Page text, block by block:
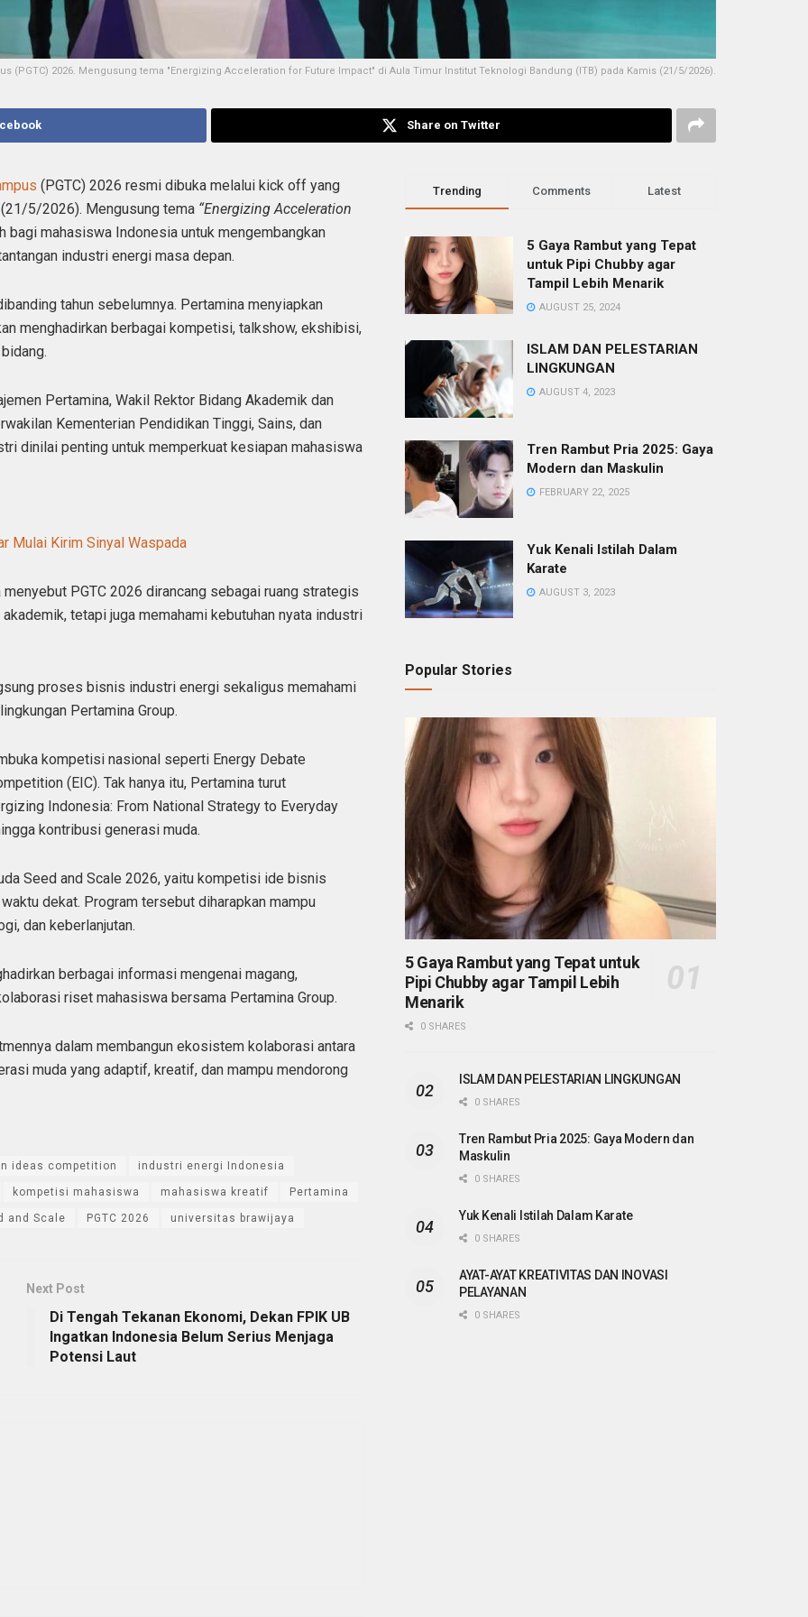
(PGTC) 2026. Mengusung tema "Energizing Acceleration for Future Impact" di Aula Timur Institut Teknologi Bandung (ITB) pada Kamis (21/5/2026).
Share on Twitter
(PGTC) 2026 resmi dibuka melalui kick off yang
5/2026). Mengusung tema “Energizing Acceleration
bagi mahasiswa Indonesia untuk mengembangkan
industri energi masa depan.
tahun sebelumnya. Pertamina menyiapkan
menghadirkan berbagai kompetisi, talkshow, ekshibisi,
Pertamina, Wakil Rektor Bidang Akademik dan
Kementerian Pendidikan Tinggi, Sains, dan
dinilai penting untuk memperkuat kesiapan mahasiswa
Mulai Kirim Sinyal Waspada
PGTC 2026 dirancang sebagai ruang strategis
tetapi juga memahami kebutuhan nyata industri
proses bisnis industri energi sekaligus memahami
Pertamina Group.
kompetisi nasional seperti Energy Debate
(EIC). Tak hanya itu, Pertamina turut
Indonesia: From National Strategy to Everyday
kontribusi generasi muda.
Seed and Scale 2026, yaitu kompetisi ide bisnis
dekat. Program tersebut diharapkan mampu
dan keberlanjutan.
berbagai informasi mengenai magang,
riset mahasiswa bersama Pertamina Group.
dalam membangun ekosistem kolaborasi antara
muda yang adaptif, kreatif, dan mampu mendorong
ideas competition industri energi Indonesia
kompetisi mahasiswa mahasiswa kreatif Pertamina
and Scale PGTC 2026 universitas brawijaya
Next Post
Di Tengah Tekanan Ekonomi, Dekan FPIK UB
Ingatkan Indonesia Belum Serius Menjaga
Potensi Laut
Trending Comments Latest
5 Gaya Rambut yang Tepat
untuk Pipi Chubby agar
Tampil Lebih Menarik
AUGUST 25, 2024
ISLAM DAN PELESTARIAN
LINGKUNGAN
AUGUST 4, 2023
Tren Rambut Pria 2025: Gaya
Modern dan Maskulin
FEBRUARY 22, 2025
Yuk Kenali Istilah Dalam
Karate
AUGUST 3, 2023
Popular Stories
5 Gaya Rambut yang Tepat untuk
Pipi Chubby agar Tampil Lebih
Menarik
0 SHARES
ISLAM DAN PELESTARIAN LINGKUNGAN
0 SHARES
Tren Rambut Pria 2025: Gaya Modern dan
Maskulin
0 SHARES
Yuk Kenali Istilah Dalam Karate
0 SHARES
AYAT-AYAT KREATIVITAS DAN INOVASI
PELAYANAN
0 SHARES